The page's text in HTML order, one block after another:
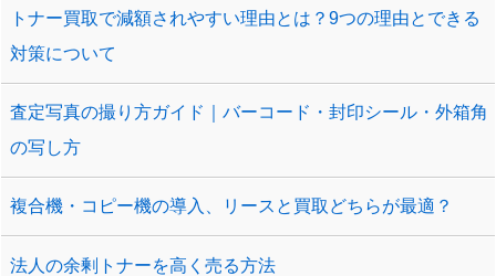
トナー買取で減額されやすい理由とは？9つの理由とできる
対策について
査定写真の撮り方ガイド｜バーコード・封印シール・外箱角
の写し方
複合機・コピー機の導入、リースと買取どちらが最適？
法人の余剰トナーを高く売る方法